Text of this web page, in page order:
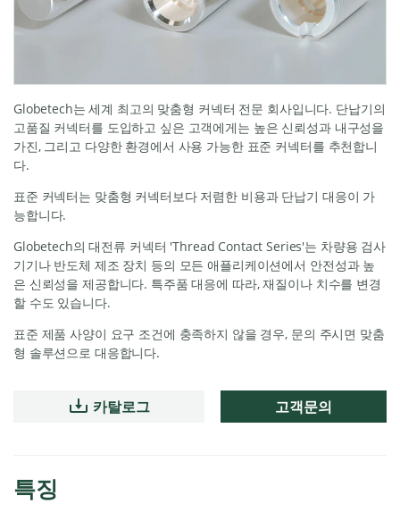
Globetech는 세계 최고의 맞춤형 커넥터 전문 회사입니다. 단납기의
고품질 커넥터를 도입하고 싶은 고객에게는 높은 신뢰성과 내구성을
가진, 그리고 다양한 환경에서 사용 가능한 표준 커넥터를 추천합니
다.
표준 커넥터는 맞춤형 커넥터보다 저렴한 비용과 단납기 대응이 가
능합니다.
Globetech의 대전류 커넥터 'Thread Contact Series'는 차량용 검사
기기나 반도체 제조 장치 등의 모든 애플리케이션에서 안전성과 높
은 신뢰성을 제공합니다. 특주품 대응에 따라, 재질이나 치수를 변경
할 수도 있습니다.
표준 제품 사양이 요구 조건에 충족하지 않을 경우, 문의 주시면 맞춤
형 솔루션으로 대응합니다.
카탈로그 고객문의
특징